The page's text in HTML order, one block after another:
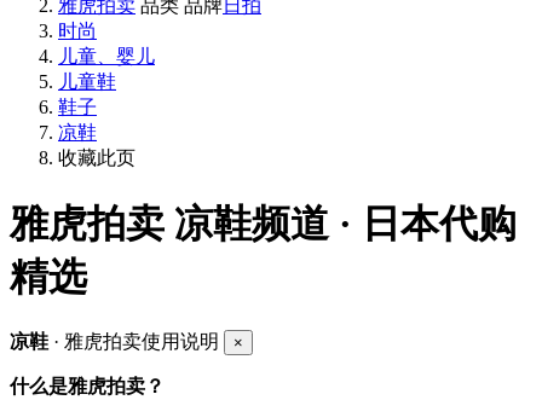
雅虎拍卖 品类 品牌日拍
时尚
儿童、婴儿
儿童鞋
鞋子
凉鞋
收藏此页
雅虎拍卖 凉鞋频道 · 日本代购
精选
凉鞋 · 雅虎拍卖使用说明 ×
什么是雅虎拍卖？